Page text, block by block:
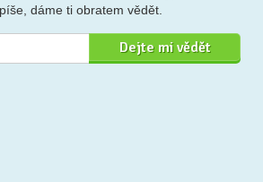
dáme ti obratem vědět.